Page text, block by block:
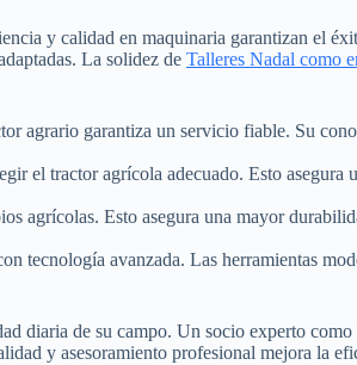
y calidad en maquinaria garantizan el
La solidez de Talleres Nadal como
agrario garantiza un servicio fiable. Su
el tractor agrícola adecuado. Esto asegura
agrícolas. Esto asegura una mayor
tecnología avanzada. Las herramientas
diaria de su campo. Un socio experto como
y asesoramiento profesional mejora la